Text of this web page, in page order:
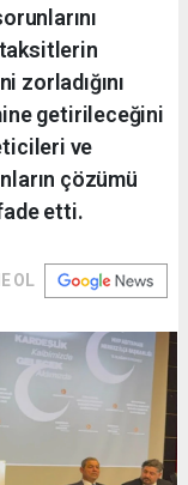
taksitlerin
zorladığını
getirileceğini
ve
çözümü
etti.
OL